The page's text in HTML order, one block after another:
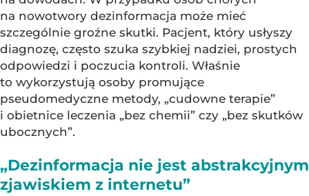
na nowotwory dezinformacja może mieć
szczególnie groźne skutki. Pacjent, który usłyszy
diagnozę, często szuka szybkiej nadziei, prostych
odpowiedzi i poczucia kontroli. Właśnie
to wykorzystują osoby promujące
pseudomedyczne metody, „cudowne terapie”
i obietnice leczenia „bez chemii” czy „bez skutków
ubocznych”.
„Dezinformacja nie jest abstrakcyjnym
zjawiskiem z internetu”